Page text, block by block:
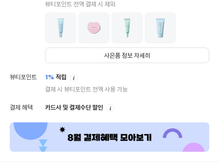
뷰티포인트 전액 결제 시 제외
사은품 정보 자세히
뷰티포인트 1% 적립
결제 시 뷰티포인트 전액 사용 가능
결제 혜택 카드사 및 결제수단 할인